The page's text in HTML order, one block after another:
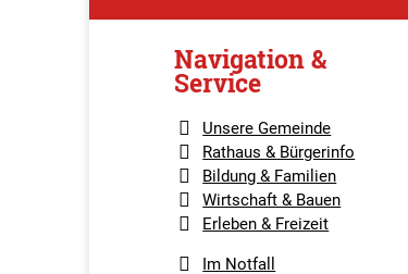
Navigation &
Service
Unsere Gemeinde
Rathaus & Bürgerinfo
Bildung & Familien
Wirtschaft & Bauen
Erleben & Freizeit
Im Notfall